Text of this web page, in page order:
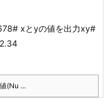
xとyの値を出力xy#
(Nu ...